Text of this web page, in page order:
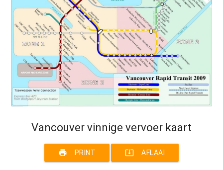
Vancouver vinnige vervoer kaart
print PRINT system_update_alt AFLAAI